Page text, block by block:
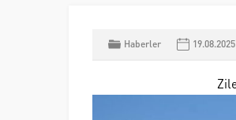
Haberler 19.08.2025